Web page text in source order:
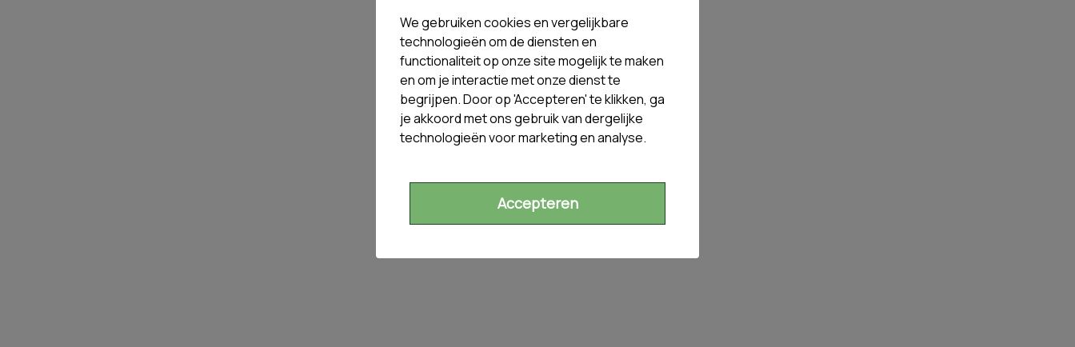
We gebruiken cookies en vergelijkbare
technologieën om de diensten en
functionaliteit op onze site mogelijk te maken
en om je interactie met onze dienst te
begrijpen. Door op 'Accepteren' te klikken, ga
je akkoord met ons gebruik van dergelijke
technologieën voor marketing en analyse.
Accepteren